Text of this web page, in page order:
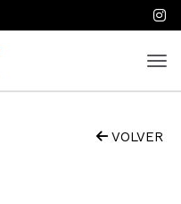
VOLVER